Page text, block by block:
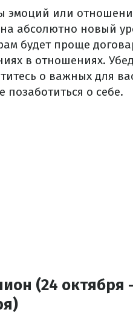
эмоций или
абсолютно новый
будет проще
в отношениях.
о важных для
позаботиться о себе.
(24 октября